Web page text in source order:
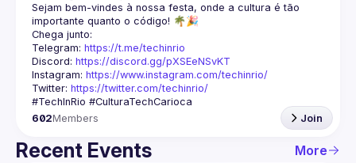
Sejam bem-vindes à nossa festa, onde a cultura é tão
Telegram: https://t.me/techinrio
Discord: https://discord.gg/pXSEeNSvKT
Instagram: https://www.instagram.com/techinrio/
Twitter: https://twitter.com/techinrio/
602Members Join
Recent Events More